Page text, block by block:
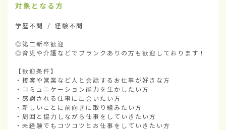
対象となる方
学歴不問 / 経験不問
◎第二新卒歓迎
◎育児や介護などでブランクありの方も歓迎しております！
【歓迎条件】
・接客や営業など人と会話するお仕事が好きな方
・コミュニケーション能力を生かしたい方
・感謝される仕事に出会いたい方
・新しいことに前向きに取り組みたい方
・周囲と協力しながら仕事をしていきたい方
・未経験でもコツコツとお仕事をしていきたい方